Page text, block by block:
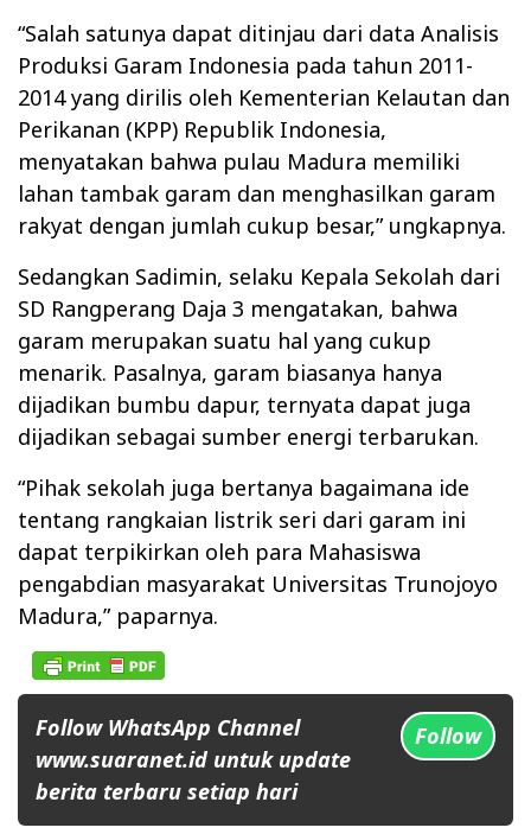
“Salah satunya dapat ditinjau dari data Analisis
Produksi Garam Indonesia pada tahun 2011-
2014 yang dirilis oleh Kementerian Kelautan dan
Perikanan (KPP) Republik Indonesia,
menyatakan bahwa pulau Madura memiliki
lahan tambak garam dan menghasilkan garam
rakyat dengan jumlah cukup besar,” ungkapnya.
Sedangkan Sadimin, selaku Kepala Sekolah dari
SD Rangperang Daja 3 mengatakan, bahwa
garam merupakan suatu hal yang cukup
menarik. Pasalnya, garam biasanya hanya
dijadikan bumbu dapur, ternyata dapat juga
dijadikan sebagai sumber energi terbarukan.
“Pihak sekolah juga bertanya bagaimana ide
tentang rangkaian listrik seri dari garam ini
dapat terpikirkan oleh para Mahasiswa
pengabdian masyarakat Universitas Trunojoyo
Madura,” paparnya.
Follow WhatsApp Channel
www.suaranet.id untuk update
berita terbaru setiap hari
Follow